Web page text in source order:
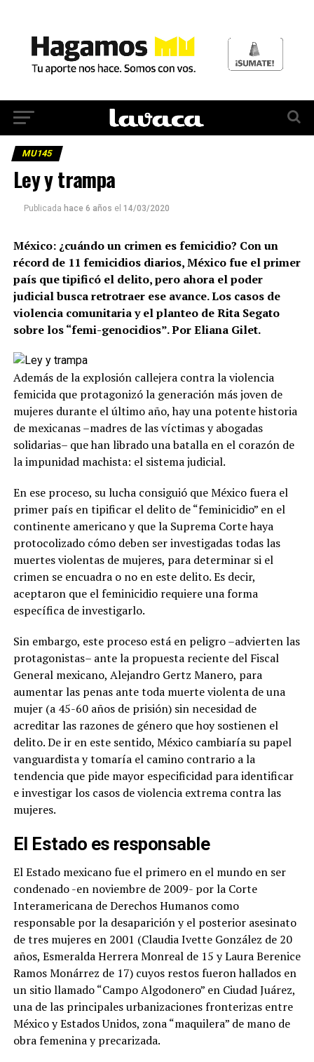
MU145
Ley y trampa
Publicada hace 6 años el 14/03/2020
México: ¿cuándo un crimen es femicidio? Con un
récord de 11 femicidios diarios, México fue el primer
país que tipificó el delito, pero ahora el poder
judicial busca retrotraer ese avance. Los casos de
violencia comunitaria y el planteo de Rita Segato
sobre los “femi-genocidios”. Por Eliana Gilet.
Además de la explosión callejera contra la violencia
femicida que protagonizó la generación más joven de
mujeres durante el último año, hay una potente historia
de mexicanas –madres de las víctimas y abogadas
solidarias– que han librado una batalla en el corazón de
la impunidad machista: el sistema judicial.
En ese proceso, su lucha consiguió que México fuera el
primer país en tipificar el delito de “feminicidio” en el
continente americano y que la Suprema Corte haya
protocolizado cómo deben ser investigadas todas las
muertes violentas de mujeres, para determinar si el
crimen se encuadra o no en este delito. Es decir,
aceptaron que el feminicidio requiere una forma
específica de investigarlo.
Sin embargo, este proceso está en peligro –advierten las
protagonistas– ante la propuesta reciente del Fiscal
General mexicano, Alejandro Gertz Manero, para
aumentar las penas ante toda muerte violenta de una
mujer (a 45-60 años de prisión) sin necesidad de
acreditar las razones de género que hoy sostienen el
delito. De ir en este sentido, México cambiaría su papel
vanguardista y tomaría el camino contrario a la
tendencia que pide mayor especificidad para identificar
e investigar los casos de violencia extrema contra las
mujeres.
El Estado es responsable
El Estado mexicano fue el primero en el mundo en ser
condenado -en noviembre de 2009- por la Corte
Interamericana de Derechos Humanos como
responsable por la desaparición y el posterior asesinato
de tres mujeres en 2001 (Claudia Ivette González de 20
años, Esmeralda Herrera Monreal de 15 y Laura Berenice
Ramos Monárrez de 17) cuyos restos fueron hallados en
un sitio llamado “Campo Algodonero” en Ciudad Juárez,
una de las principales urbanizaciones fronterizas entre
México y Estados Unidos, zona “maquilera” de mano de
obra femenina y precarizada.